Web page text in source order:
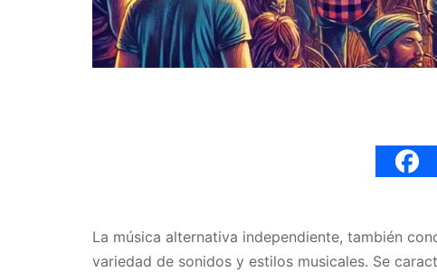
La música alternativa independiente, también
variedad de sonidos y estilos musicales. Se